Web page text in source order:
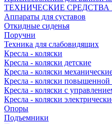
ТЕХНИЧЕСКИЕ
Аппараты для суставов
Откидные сиденья
Поручни
Техника для слабовидящих
Кресла - коляски
Кресла - коляски детские
Кресла - коляски
Кресла - коляски повышенной
Кресла - коляски с
Кресла - коляски
Опоры
Подъемники